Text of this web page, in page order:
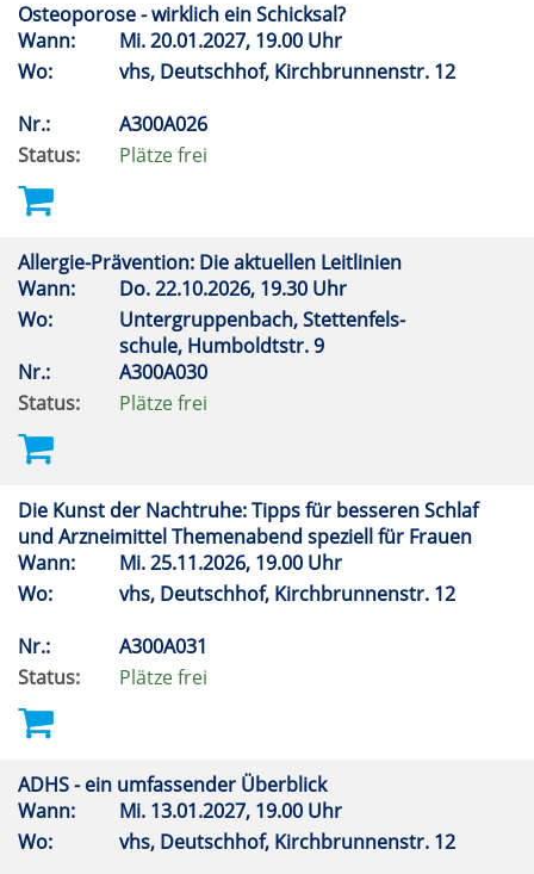
Osteoporose - wirklich ein Schicksal?
Wann:
Mi.20.01.2027, 19.00 Uhr
Wo:
vhs, Deutschhof, Kirchbrunnenstr. 12
Nr.:
A300A026
Status:
Plätze frei
Allergie-Prävention: Die aktuellen Leitlinien
Wann:
Do.22.10.2026, 19.30 Uhr
Wo:
Untergruppenbach, Stettenfels-
schule, Humboldtstr. 9
Nr.:
A300A030
Status:
Plätze frei
Die Kunst der Nachtruhe: Tipps für besseren Schlaf
und Arzneimittel Themenabend speziell für Frauen
Wann:
Mi.25.11.2026, 19.00 Uhr
Wo:
vhs, Deutschhof, Kirchbrunnenstr. 12
Nr.:
A300A031
Status:
Plätze frei
ADHS - ein umfassender Überblick
Wann:
Mi. 13.01.2027, 19.00 Uhr
Wo:
vhs, Deutschhof, Kirchbrunnenstr. 12